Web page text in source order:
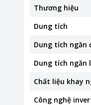
Thương hiệu
Dung tích
Dung tích ngăn
Dung tích ngăn
Chất liệu khay
Công nghệ